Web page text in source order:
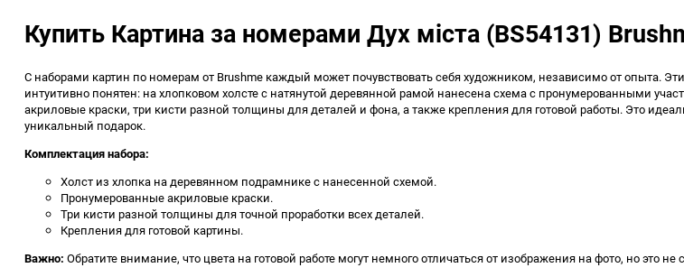
Купить Картина за номерами Дух міста (BS54131)
С наборами картин по номерам от Brushme каждый может почувствовать себя художником, независимо от опыта.
интуитивно понятен: на хлопковом холсте с натянутой деревянной рамой нанесена схема с пронумерованными
акриловые краски, три кисти разной толщины для деталей и фона, а также крепления для готовой работы. Это
уникальный подарок.
Комплектация набора:
Холст из хлопка на деревянном подрамнике с нанесенной схемой.
Пронумерованные акриловые краски.
Три кисти разной толщины для точной проработки всех деталей.
Крепления для готовой картины.
Важно: Обратите внимание, что цвета на готовой работе могут немного отличаться от изображения на фото, но это